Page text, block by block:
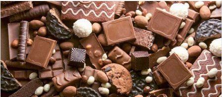
göndermek